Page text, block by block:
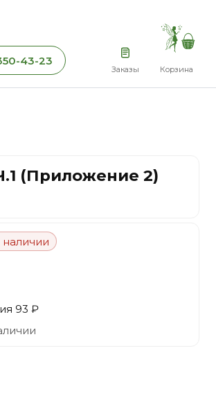
43-23
Заказы Корзина
(Приложение 2)
наличии
93 ₽